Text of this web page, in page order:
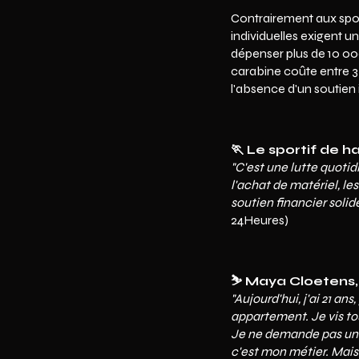
Contrairement aux
individuelles exigent
dépenser plus de 10
carabine coûte entre
l'absence d'un
🏃 Le sportif de
"C'est une lutte
l'achat de matériel,
soutien financier
24Heures)
⛷️ Maya
"Aujourd'hui, j'ai 21
appartement. Je vis
Je ne demande pas
c'est mon métier.